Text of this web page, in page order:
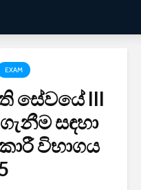
EXAM
සේවයේ III
සඳහා
විභාගය